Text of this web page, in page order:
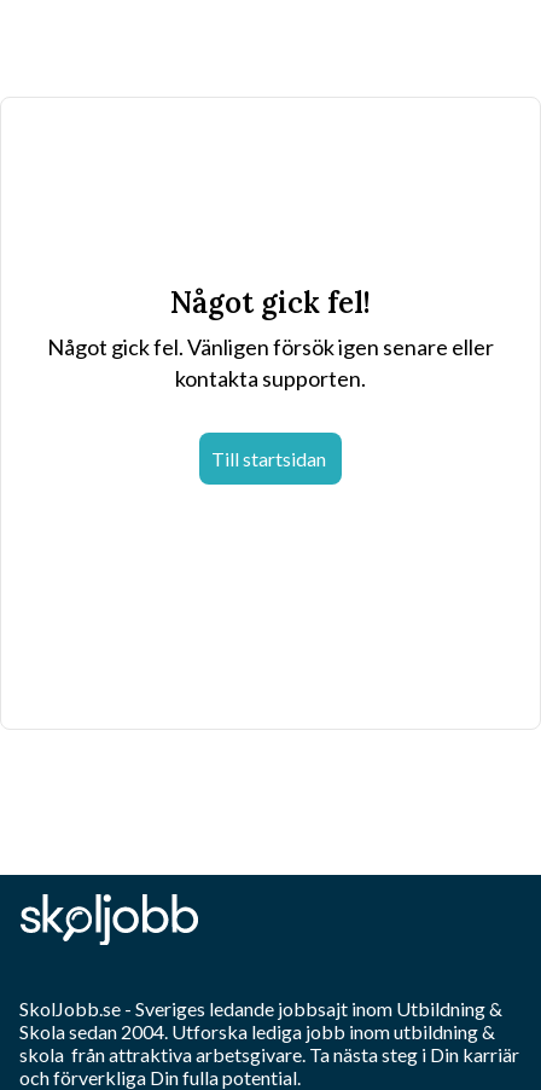
Något gick fel!
Något gick fel. Vänligen försök igen senare eller
kontakta supporten.
Till startsidan
SkolJobb.se - Sveriges ledande jobbsajt inom Utbildning &
Skolasedan 2004. Utforska lediga jobb inomutbildning &
skola från attraktiva arbetsgivare. Ta nästa steg i Din karriär
och förverkliga Din fulla potential.